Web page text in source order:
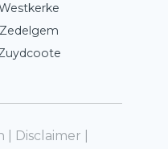
| Disclaimer